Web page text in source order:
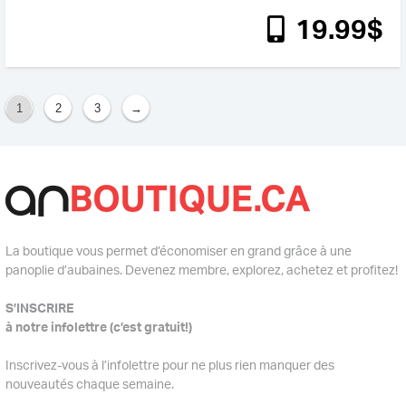
19.99$
1 2 3 →
La boutique vous permet d’économiser en grand grâce à une
panoplie d’aubaines. Devenez membre, explorez, achetez et profitez!
S’INSCRIRE
à notre infolettre (c’est gratuit!)
Inscrivez-vous à l’infolettre pour ne plus rien manquer des
nouveautés chaque semaine.